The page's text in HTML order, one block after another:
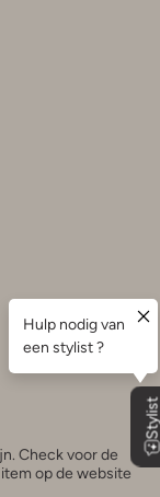
Check voor de
op de website